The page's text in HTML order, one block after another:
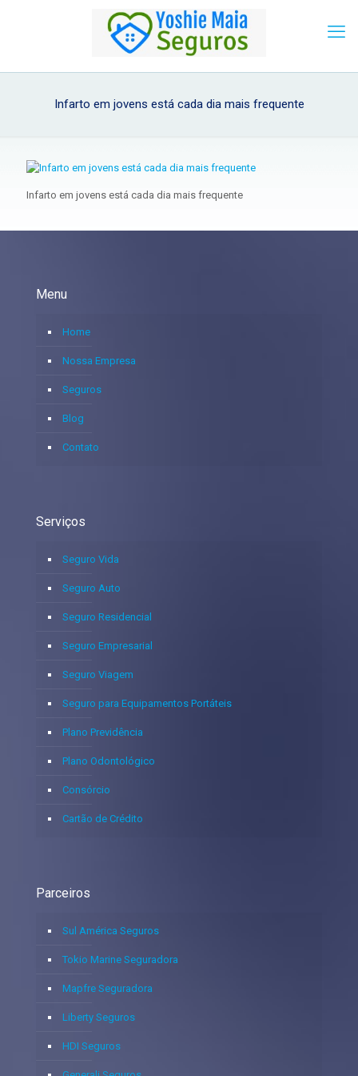
Infarto em jovens está cada dia mais frequente
Infarto em jovens está cada dia mais frequente
Menu
Home
Nossa Empresa
Seguros
Blog
Contato
Serviços
Seguro Vida
Seguro Auto
Seguro Residencial
Seguro Empresarial
Seguro Viagem
Seguro para Equipamentos Portáteis
Plano Previdência
Plano Odontológico
Consórcio
Cartão de Crédito
Parceiros
Sul América Seguros
Tokio Marine Seguradora
Mapfre Seguradora
Liberty Seguros
HDI Seguros